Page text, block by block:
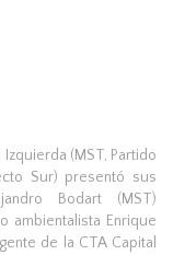
(MST, Partido
Sur) presentó sus
Bodart (MST)
ambientalista Enrique
de la CTA Capital